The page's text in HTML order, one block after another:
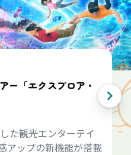
ー「エクスプロア・
た観光エンターテイ
アップの新機能が搭載